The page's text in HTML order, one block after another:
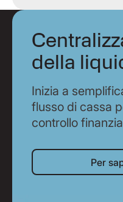
della
Inizia a
flusso di cassa
controllo
Per